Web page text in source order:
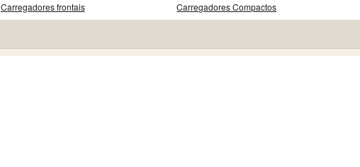
Carregadores frontais
Carregadores Compactos